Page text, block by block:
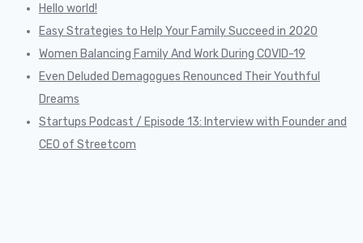
Hello world!
Easy Strategies to Help Your Family Succeed in 2020
Women Balancing Family And Work During COVID-19
Even Deluded Demagogues Renounced Their Youthful
Dreams
Startups Podcast / Episode 13: Interview with Founder and
CEO of Streetcom